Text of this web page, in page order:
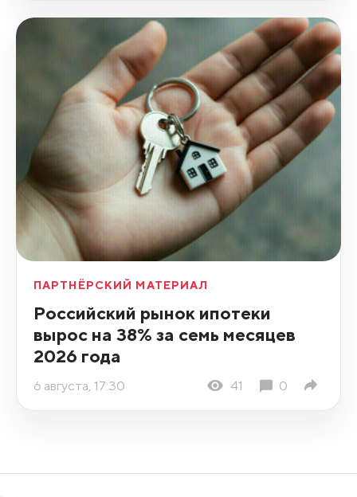
ПАРТНЁРСКИЙ МАТЕРИАЛ
Российский рынок ипотеки
вырос на 38% за семь месяцев
2026 года
6 августа, 17:30 41 0